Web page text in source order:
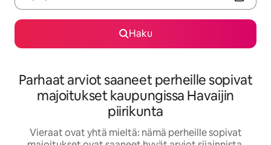
Haku
Parhaat arviot saaneet perheille sopivat
majoitukset kaupungissa Havaijin
piirikunta
Vieraat ovat yhtä mieltä: nämä perheille sopivat